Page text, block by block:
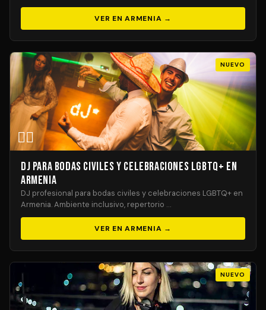
VER EN ARMENIA →
NUEVO
🏳️‍🌈
DJ para Bodas Civiles y Celebraciones LGBTQ+ en
Armenia
DJ profesional para bodas civiles y celebraciones LGBTQ+ en
Armenia. Ambiente inclusivo, repertorio …
VER EN ARMENIA →
NUEVO